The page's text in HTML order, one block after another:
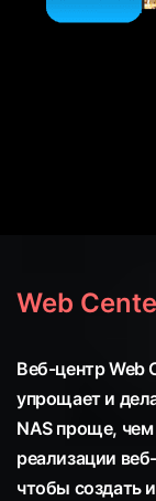
Web
Веб-центр Web
упрощает и
NAS проще,
реализации
чтобы создать